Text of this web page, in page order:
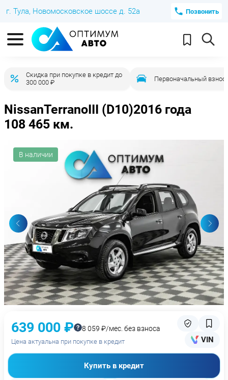
г. Тула, Новомосковское шоссе д. 52а Позвонить
Скидка при покупке в кредит до
300 000 ₽
Первоначальный взнос
NissanTerranoIII (D10)2016 года
108 465 км.
В наличии
639 000 ₽ 8 059 ₽/мес. без взноса
Цена актуальна при покупке в кредит VIN
Купить в кредит